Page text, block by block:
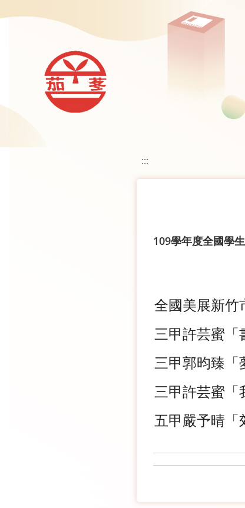
:::
109學年度全國學
全國美展新竹
三甲許芸蜜「
三甲郭昀臻「
三甲許芸蜜「
五甲嚴予晴「